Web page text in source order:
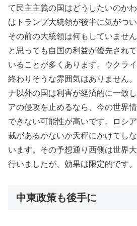
て民主主義の国はどうしたいのか
はトランプ大統領が後半に気がつ
その前の大統領は何もしていませ
と思っても自国の利益が優先され
いることが多くあります。ウクラ
終わりそうな雰囲気はありません
ナ以外の国は利害が経済的に一致
アの侵攻を止めるなら、今の世界
できない可能性が高いです。ロシ
裁があるかないか天秤にかけてし
います。その予想通り西側は世界
行いましたが、効果は限定的です。
中東政策も後手に